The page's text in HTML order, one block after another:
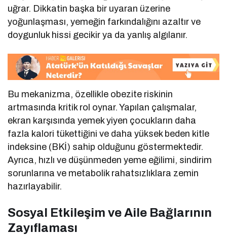
uğrar. Dikkatin başka bir uyaran üzerine
yoğunlaşması, yemeğin farkındalığını azaltır ve
doygunluk hissi gecikir ya da yanlış algılanır.
Bu mekanizma, özellikle obezite riskinin
artmasında kritik rol oynar. Yapılan çalışmalar,
ekran karşısında yemek yiyen çocukların daha
fazla kalori tükettiğini ve daha yüksek beden kitle
indeksine (BKİ) sahip olduğunu göstermektedir.
Ayrıca, hızlı ve düşünmeden yeme eğilimi, sindirim
sorunlarına ve metabolik rahatsızlıklara zemin
hazırlayabilir.
Sosyal Etkileşim ve Aile Bağlarının
Zayıflaması